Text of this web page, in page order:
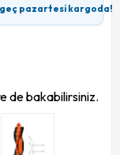
pazartesi kargoda!
de bakabilirsiniz.